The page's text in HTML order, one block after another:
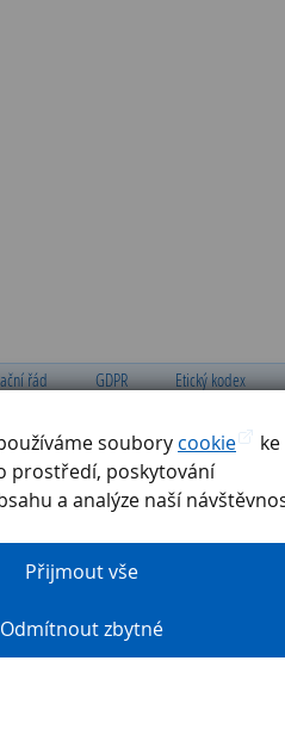
soubory cookie
ke
prostředí, poskytování
a analýze naší
Přijmout vše
Odmítnout zbytné
řád GDPR
Etický kodex